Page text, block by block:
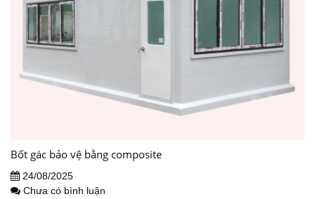
Bốt gác bảo vệ bằng composite
24/08/2025
Chưa có bình luận